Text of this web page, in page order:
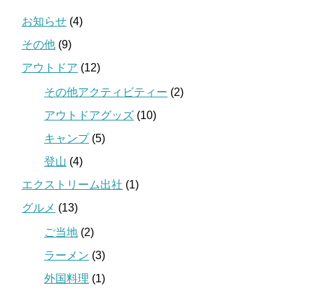
お知らせ (4)
その他 (9)
アウトドア (12)
その他アクティビティー (2)
アウトドアグッズ (10)
キャンプ(5)
登山 (4)
エクストリーム出社 (1)
グルメ (13)
ご当地 (2)
ラーメン (3)
外国料理 (1)